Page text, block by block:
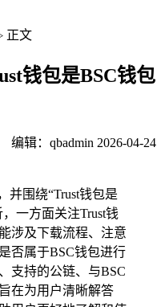
正文
钱包是BSC钱包
编辑：qbadmin 2026-04-24
并围绕“Trust钱包是
一方面关注Trust钱
涉及下载流程、注意
否属于BSC钱包进行
支持的公链、与BSC
在为用户清晰解答